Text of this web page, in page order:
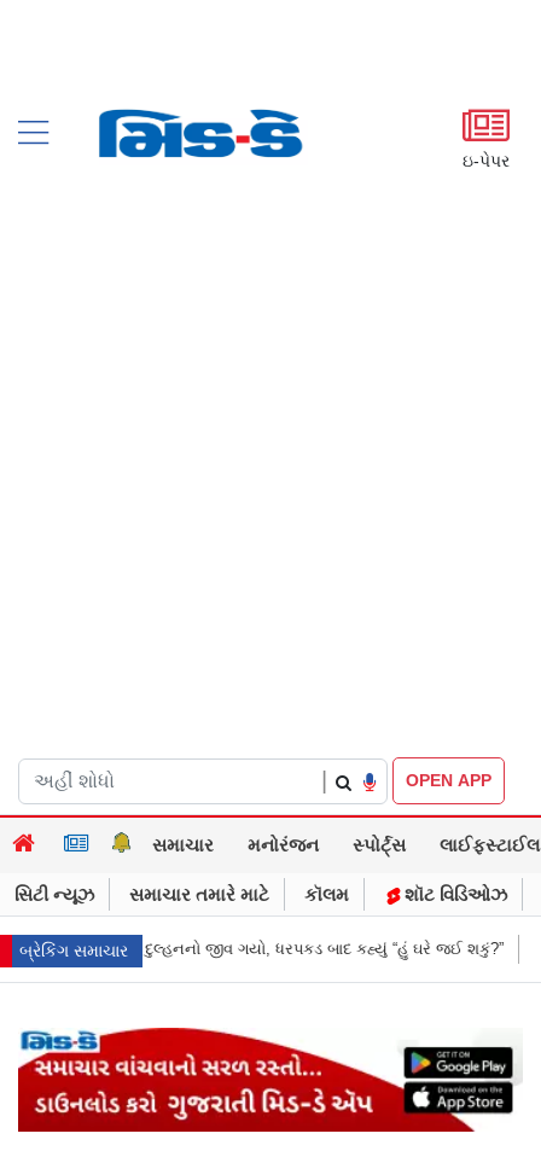
ઇ-પેપર
OPEN APP
સમાચાર મનોરંજન સ્પોર્ટ્સ લાઈફસ્ટાઈલ
સિટી ન્યૂઝ સમાચાર તમારે માટે કૉલમ શૉટ વિડિઓઝ
બ્રેકિંગ સમાચાર
બાદ કહ્યું “હું ઘરે જઈ શકું?” ‘હું બાબા બાગેશ્વર નથી...’: IIT દિલ્હીમાં